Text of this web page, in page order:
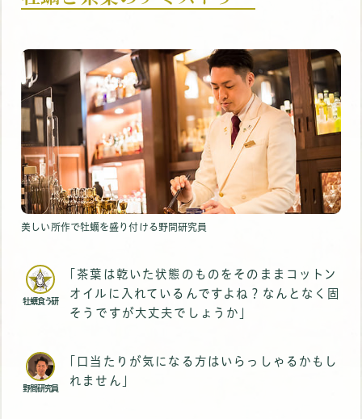
美しい所作で牡蠣を盛り付ける野間研究員
牡蠣食う研
｢茶葉は乾いた状態のものをそのままコットン
オイルに入れているんですよね？なんとなく固
そうですが大丈夫でしょうか｣
野間研究員
｢口当たりが気になる方はいらっしゃるかもし
れません｣